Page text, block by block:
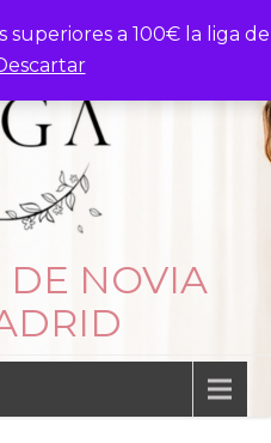
superiores a 100€ la liga de
DE NOVIA